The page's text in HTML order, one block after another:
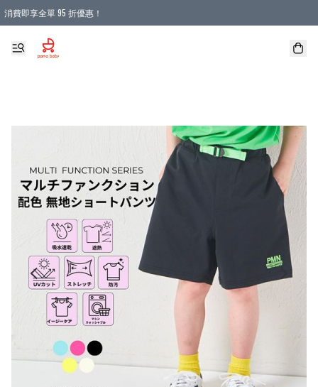
消費即享全單 95 折優惠！
購物滿 HKD 900.00即享免運費優惠！（適用於 本地送貨、本地取貨 )